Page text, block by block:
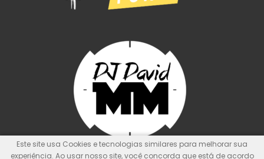
Este site usa Cookies e tecnologias similares para melhorar sua
experiência. Ao usar nosso site, você concorda que está de acordo